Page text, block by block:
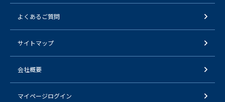
よくあるご質問
サイトマップ
会社概要
マイページログイン